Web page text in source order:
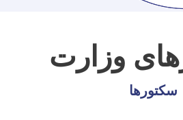
وزارت
سکتورها